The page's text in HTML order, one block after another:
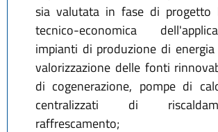
sia valutata in fase di progetto
tecnico-economica
impianti di produzione di
valorizzazione delle fonti
di cogenerazione, pompe di
centralizzati di
raffrescamento;